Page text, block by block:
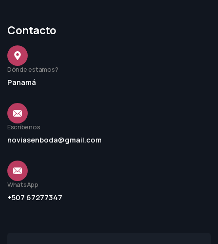
Contacto
Dónde estamos?
Panamá
Escríbenos
noviasenboda@gmail.com
WhatsApp
+507 67277347